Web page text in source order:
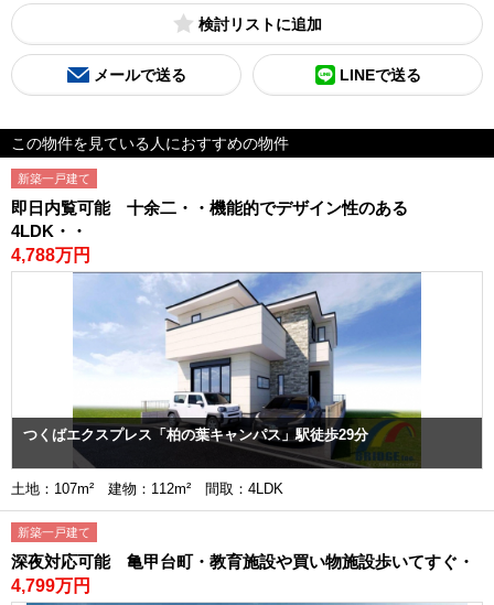
検討リスト
メールで送る LINEで送る
この物件を見ている人におすすめの物件
新築一戸建て
即日内覧可能 十余二・・機能的でデザイン性のある
4LDK・・
4,788万円
つくばエクスプレス「柏の葉キャンパス」駅徒歩29分
土地：107m² 建物：112m² 間取：4LDK
新築一戸建て
深夜対応可能 亀甲台町・教育施設や買い物施設歩いてすぐ・
4,799万円